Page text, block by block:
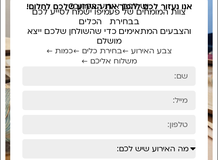
יש לכם אירוע בקרוב?
אנו נעזור לכם להפוך את האירוע שלכם לחלום!
צוות המומחים של פעמיפו ישמח לסייע לכם
בבחירת הכלים
והצבעים המתאימים כדי שהשולחן שלכם ייצא
מושלם
צבע האירוע ←בחירת כלים ←כמות ←
משלוח אליכם ←